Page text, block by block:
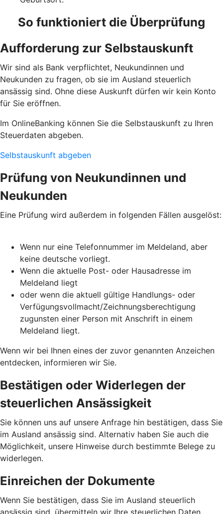
So funktioniert die Überprüfung
Aufforderung zur Selbstauskunft
Wir sind als Bank verpflichtet, Neukundinnen und
Neukunden zu fragen, ob sie im Ausland steuerlich
ansässig sind. Ohne diese Auskunft dürfen wir kein Konto
für Sie eröffnen.
Im OnlineBanking können Sie die Selbstauskunft zu Ihren
Steuerdaten abgeben.
Selbstauskunft abgeben
Prüfung von Neukundinnen und
Neukunden
Eine Prüfung wird außerdem in folgenden Fällen ausgelöst:
Wenn nur eine Telefonnummer im Meldeland, aber
keine deutsche vorliegt.
Wenn die aktuelle Post- oder Hausadresse im
Meldeland liegt
oder wenn die aktuell gültige Handlungs- oder
Verfügungsvollmacht/Zeichnungsberechtigung
zugunsten einer Person mit Anschrift in einem
Meldeland liegt.
Wenn wir bei Ihnen eines der zuvor genannten Anzeichen
entdecken, informieren wir Sie.
Bestätigen oder Widerlegen der
steuerlichen Ansässigkeit
Sie können uns auf unsere Anfrage hin bestätigen, dass Sie
im Ausland ansässig sind. Alternativ haben Sie auch die
Möglichkeit, unsere Hinweise durch bestimmte Belege zu
widerlegen.
Einreichen der Dokumente
Wenn Sie bestätigen, dass Sie im Ausland steuerlich
ansässig sind, übermitteln wir Ihre steuerlichen Daten